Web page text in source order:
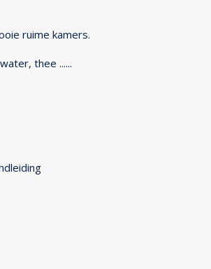
ruime kamers.
thee ......